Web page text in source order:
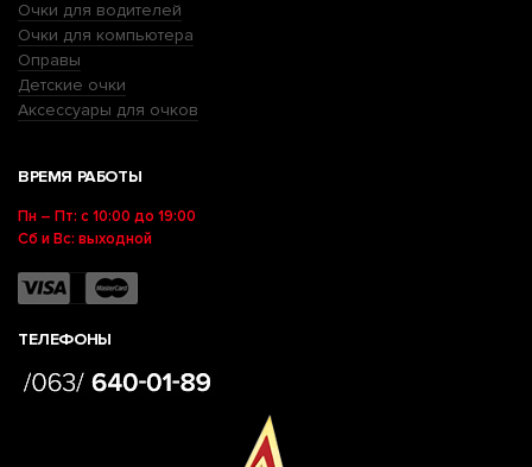
Очки для водителей
Очки для компьютера
Оправы
Детские очки
Аксессуары для очков
ВРЕМЯ РАБОТЫ
Пн – Пт: с 10:00 до 19:00
Сб и Вс: выходной
ТЕЛЕФОНЫ